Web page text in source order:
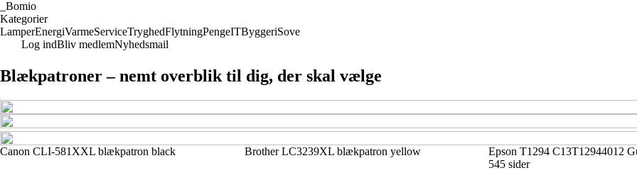
Bomio
Kategorier
LamperEnergiVarmeServiceTryghedFlytningPengeITByggeriSove
Log indBliv medlemNyhedsmail
Blækpatroner – nemt overblik til dig, der skal vælge
Canon CLI-581XXL blækpatron black Brother LC3239XL blækpatron yellow
Epson T1294 C13T12944012
545 sider